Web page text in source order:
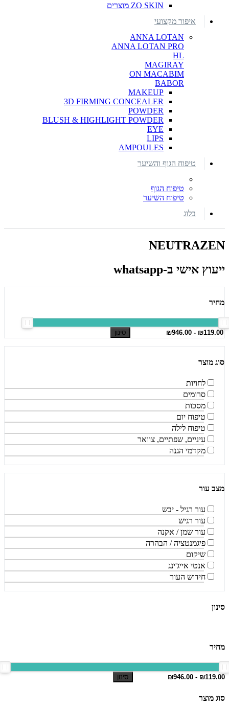
ZO SKIN מוצרים
איפור מקצועי
ANNA LOTAN
ANNA LOTAN PRO
HL
MAGIRAY
ON MACABIM
BABOR
MAKEUP
3D FIRMING CONCEALER
POWDER
BLUSH & HIGHLIGHT POWDER
EYE
LIPS
AMPOULES
טיפוח הגוף והשיער
טיפוח הגוף
טיפוח השיער
בלוג
NEUTRAZEN
ייעוץ אישי ב-whatsapp
מחיר
סינון
סוג מוצר
לחויות
סרומים
מסכות
טיפוח יום
טיפוח לילה
עיניים, שפתיים, צוואר
מקדמי הגנה
מצב עור
עור רגיל - יבש
עור רגיש
עור שמן / אקנה
פיגמנטציה / הבהרה
שיקום
אנטי אייג'ינג
חידוש העור
סינון
מחיר
סינון
סוג מוצר